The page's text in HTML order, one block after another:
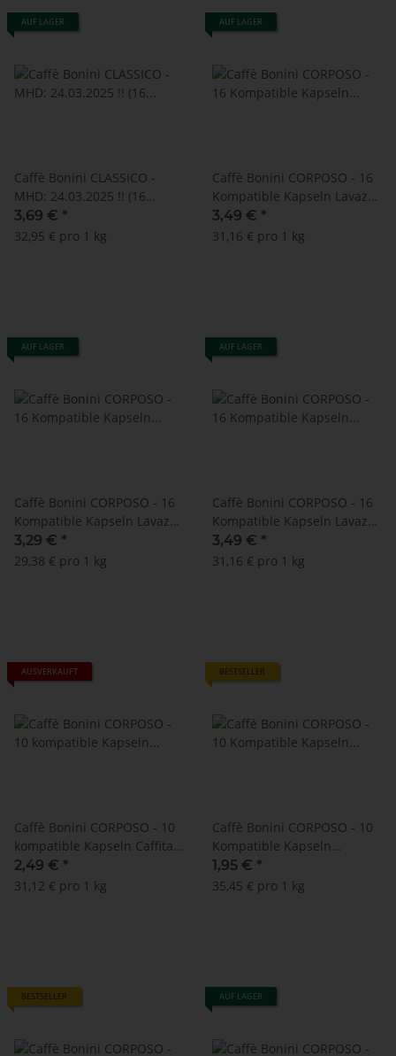
AUF LAGER
Caffè Bonini CLASSICO -
MHD: 24.03.2025 !! (16
Kompatible Kapseln Lavazza
A Modo Mio ®*)
3,69 € *
32,95 € pro 1 kg
AUF LAGER
Caffè Bonini CORPOSO - 16
Kompatible Kapseln Lavazza
A Modo Mio ®* - MHD:
15.06.2024
3,49 € *
31,16 € pro 1 kg
AUF LAGER
Caffè Bonini CORPOSO - 16
Kompatible Kapseln Lavazza
A Modo Mio ®* - MHD:
18.10.2023
3,29 € *
29,38 € pro 1 kg
AUF LAGER
Caffè Bonini CORPOSO - 16
Kompatible Kapseln Lavazza
A Modo Mio ®* - MHD:
25.05.2025
3,49 € *
31,16 € pro 1 kg
AUSVERKAUFT
Caffè Bonini CORPOSO - 10
kompatible Kapseln Caffitaly
®* K-Fee ®* Tchibo ®*
2,49 € *
31,12 € pro 1 kg
BESTSELLER
Caffè Bonini CORPOSO - 10
Kompatible Kapseln
Nespresso ®*
1,95 € *
35,45 € pro 1 kg
BESTSELLER AUF LAGER